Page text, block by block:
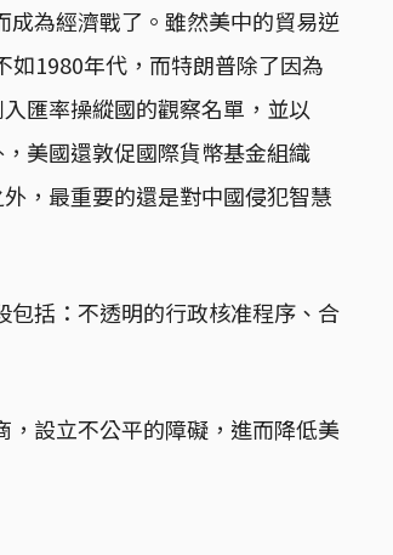
為經濟戰了。雖然美中的貿易逆
如1980年代，而特朗普除了因為
匯率操縱國的觀察名單，並以
美國還敦促國際貨幣基金組織
，最重要的還是對中國侵犯智慧
括：不透明的行政核准程序、合
設立不公平的障礙，進而降低美